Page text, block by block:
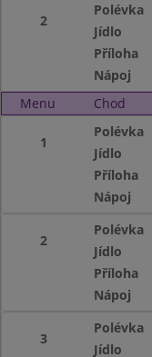
2
Polévka
Jídlo
Příloha
Nápoj
Menu
Chod
1
Polévka
Jídlo
Příloha
Nápoj
2
Polévka
Jídlo
Příloha
Nápoj
3
Polévka
Jídlo